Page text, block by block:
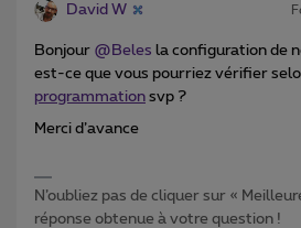
David W
Bonjour @Beles la configuration de
est-ce que vous pourriez vérifier
programmation svp ?
Merci d’avance
N’oubliez pas de cliquer sur «
réponse obtenue à votre question !